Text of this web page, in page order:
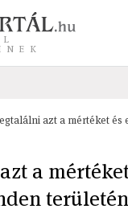
azt a mértéket és
a